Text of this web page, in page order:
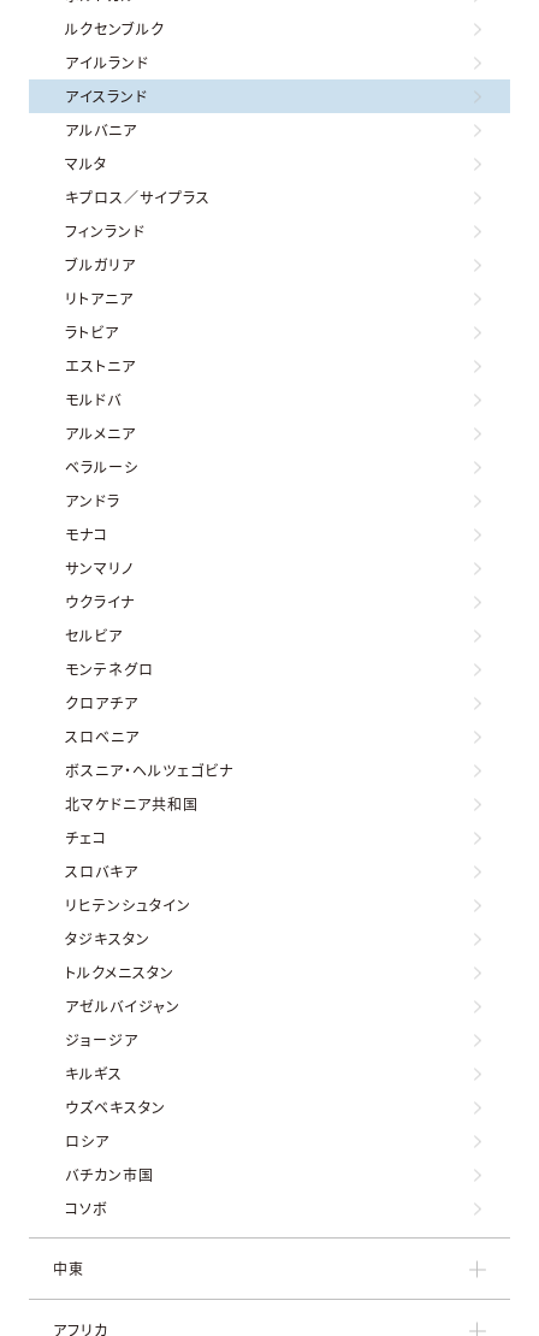
ルクセンブルク
アイルランド
アイスランド
アルバニア
マルタ
キプロス／サイプラス
フィンランド
ブルガリア
リトアニア
ラトビア
エストニア
モルドバ
アルメニア
ベラルーシ
アンドラ
モナコ
サンマリノ
ウクライナ
セルビア
モンテネグロ
クロアチア
スロベニア
ボスニア・ヘルツェゴビナ
北マケドニア共和国
チェコ
スロバキア
リヒテンシュタイン
タジキスタン
トルクメニスタン
アゼルバイジャン
ジョージア
キルギス
ウズベキスタン
ロシア
バチカン市国
コソボ
中東
アフリカ